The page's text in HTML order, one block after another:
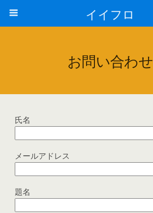
イイフロ
お問い合わせ
氏名
メールアドレス
題名